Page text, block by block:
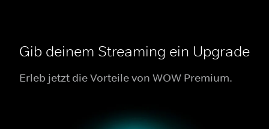
Gib deinem Streaming ein Upgrade
Erleb jetzt die Vorteile von WOW Premium.